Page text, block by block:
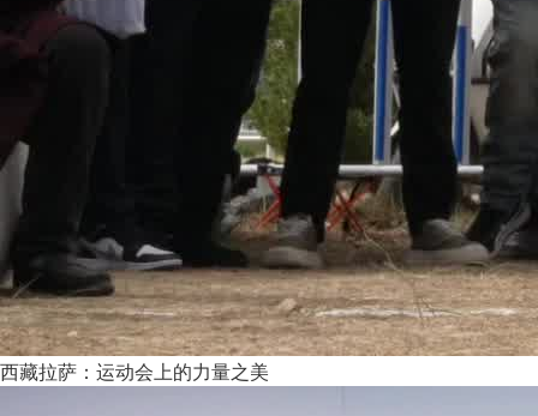
西藏拉萨：运动会上的力量之美